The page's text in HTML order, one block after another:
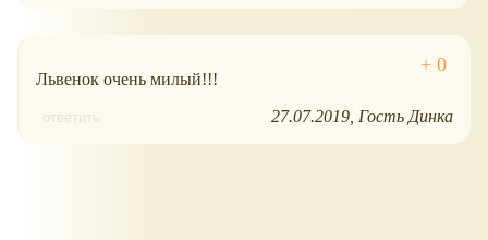
Львенок очень милый!!!
ответить 27.07.2019 Гость Динка